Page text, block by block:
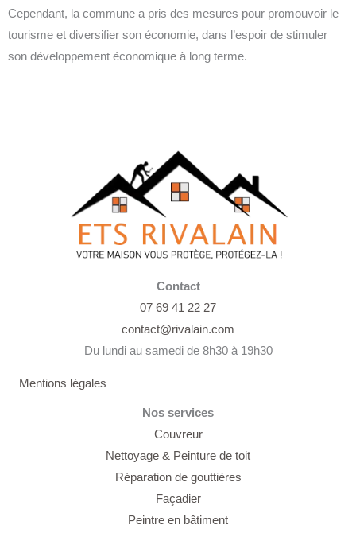
Cependant, la commune a pris des mesures pour promouvoir le
tourisme et diversifier son économie, dans l’espoir de stimuler
son développement économique à long terme.
Contact
07 69 41 22 27
contact@rivalain.com
Du lundi au samedi de 8h30 à 19h30
Mentions légales
Nos services
Couvreur
Nettoyage & Peinture de toit
Réparation de gouttières
Façadier
Peintre en bâtiment